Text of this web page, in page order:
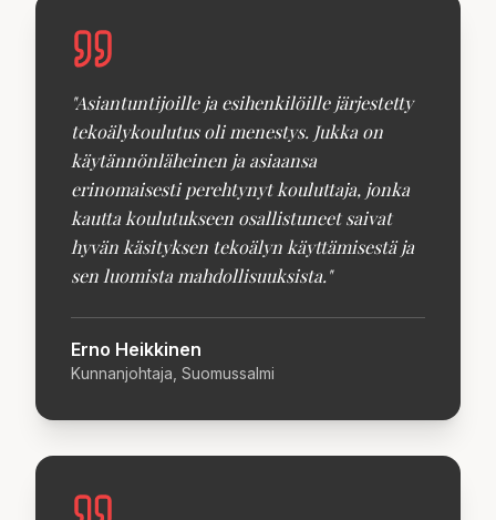
"Asiantuntijoille ja esihenkilöille järjestetty
tekoälykoulutus oli menestys. Jukka on
käytännönläheinen ja asiaansa
erinomaisesti perehtynyt kouluttaja, jonka
kautta koulutukseen osallistuneet saivat
hyvän käsityksen tekoälyn käyttämisestä ja
sen luomista mahdollisuuksista."
Erno Heikkinen
Kunnanjohtaja, Suomussalmi